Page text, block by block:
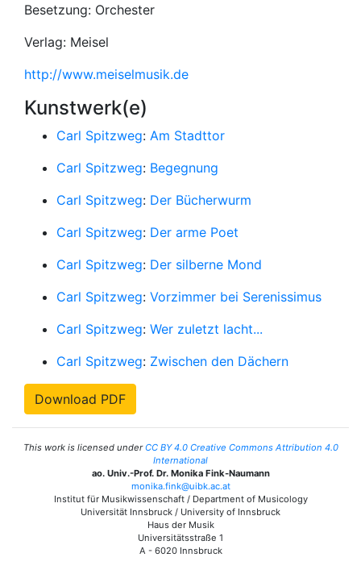
Besetzung: Orchester
Verlag: Meisel
http://www.meiselmusik.de
Kunstwerk(e)
Carl Spitzweg: Am Stadttor
Carl Spitzweg: Begegnung
Carl Spitzweg: Der Bücherwurm
Carl Spitzweg: Der arme Poet
Carl Spitzweg: Der silberne Mond
Carl Spitzweg: Vorzimmer bei Serenissimus
Carl Spitzweg: Wer zuletzt lacht...
Carl Spitzweg: Zwischen den Dächern
Download PDF
This work is licensed underCC BY 4.0 Creative Commons Attribution 4.0
International
ao. Univ.-Prof. Dr. Monika Fink-Naumann
monika.fink@uibk.ac.at
Institut für Musikwissenschaft / Department of Musicology
Universität Innsbruck / University of Innsbruck
Haus der Musik
Universitätsstraße 1
A - 6020 Innsbruck